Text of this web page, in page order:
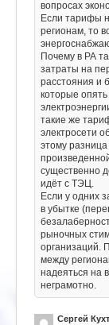
вопросах
Если тарифы
регионам, то
Почему в РА
затраты на
расстояния и
которые
такие же
электросети
этому разница
существенно
идёт с ТЭЦ.
Если у одних
в убытке
рыночных
организаций.
между
надеяться на
неграмотно.
Сергей